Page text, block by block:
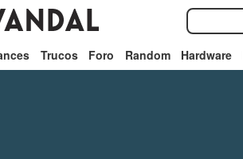
Trucos Foro Random Hardware